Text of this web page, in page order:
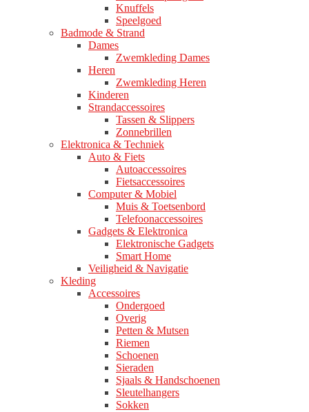
Knuffels
Speelgoed
Badmode & Strand
Dames
Zwemkleding Dames
Heren
Zwemkleding Heren
Kinderen
Strandaccessoires
Tassen & Slippers
Zonnebrillen
Elektronica & Techniek
Auto & Fiets
Autoaccessoires
Fietsaccessoires
Computer & Mobiel
Muis & Toetsenbord
Telefoonaccessoires
Gadgets & Elektronica
Elektronische Gadgets
Smart Home
Veiligheid & Navigatie
Kleding
Accessoires
Ondergoed
Overig
Petten & Mutsen
Riemen
Schoenen
Sieraden
Sjaals & Handschoenen
Sleutelhangers
Sokken